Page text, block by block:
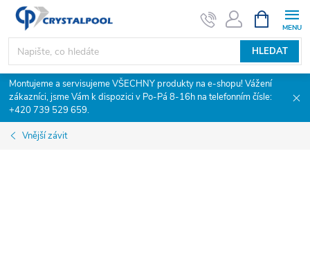
Přejít
obsah
HLEDAT
NÁKUPNÍ
KOŠÍK
Montujeme a servisujeme VŠECHNY produkty na e-shopu! Vážení
zákazníci, jsme Vám k dispozici v Po-Pá 8-16h na telefonním čísle:
+420 739 529 659.
Vnější závit